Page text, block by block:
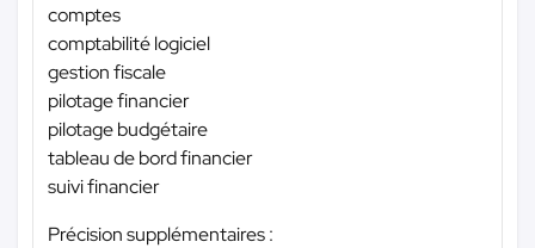
comptes
comptabilité logiciel
gestion fiscale
pilotage financier
pilotage budgétaire
tableau de bord financier
suivi financier
Précision supplémentaires :